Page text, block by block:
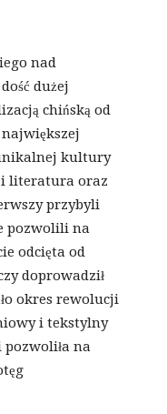
nad
dużej
chińską od
kultury
i literatura oraz
przybyli
pozwolili na
odcięta od
doprowadził
okres rewolucji
i tekstylny
na